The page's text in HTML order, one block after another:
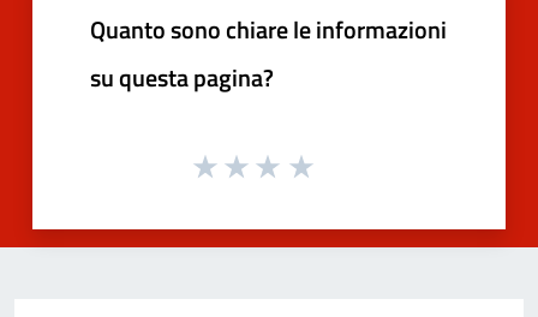
Quanto sono chiare le informazioni
su questa pagina?